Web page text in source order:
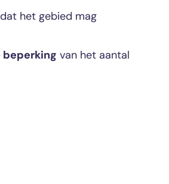
het gebied mag
van het aantal